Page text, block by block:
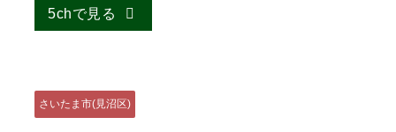
5chで見る
さいたま市(見沼区)